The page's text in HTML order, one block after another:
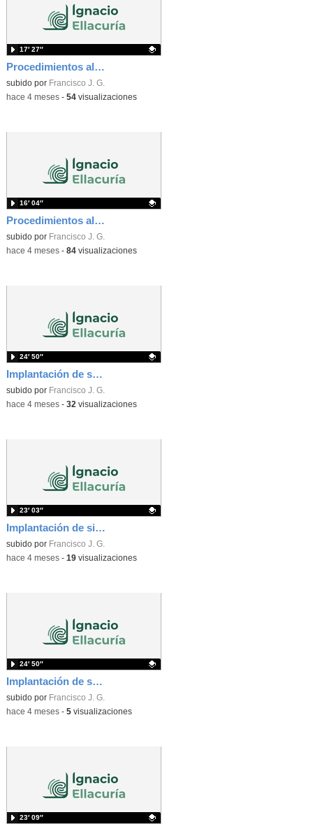
Procedimientos almacenados y triggers. Vídeo 2
Contenido educativo.
subido por Francisco J. G.
17′ 27″
-hace 4 meses- 54visualizaciones
Procedimientos almacenados y triggers. Vídeo 1
Contenido educativo.
subido por Francisco J. G.
16′ 04″
-hace 4 meses- 84visualizaciones
Implantación de soluciones de alta disponibilidad. Vídeo 1
Contenido educativo.
subido por Francisco J. G.
24′ 50″
-hace 4 meses- 32 visualizaciones
Implantación de sistemas de alta disponibilidad. Vídeo 2
Contenido educativo.
subido por Francisco J. G.
23′ 03″
-hace 4 meses- 19visualizaciones
Implantación de soluciones de alta disponibilidad
Contenido educativo.
subido por Francisco J. G.
24′ 50″
-hace 4 meses- 5visualizaciones
23′ 09″